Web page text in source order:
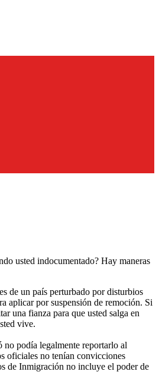
usted indocumentado? Hay maneras
de un país perturbado por disturbios
aplicar por suspensión de remoción. Si
una fianza para que usted salga en
vive.
no podía legalmente reportarlo al
oficiales no tenían convicciones
de Inmigración no incluye el poder de